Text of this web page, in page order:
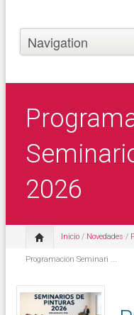
2026
Inicio / Novedades /
Programación Seminari ...